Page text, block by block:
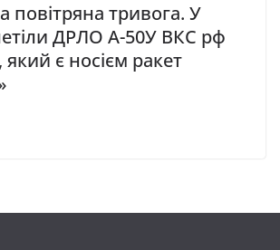
повітряна тривога. У
ДРЛО А-50У ВКС рф
який є носієм ракет